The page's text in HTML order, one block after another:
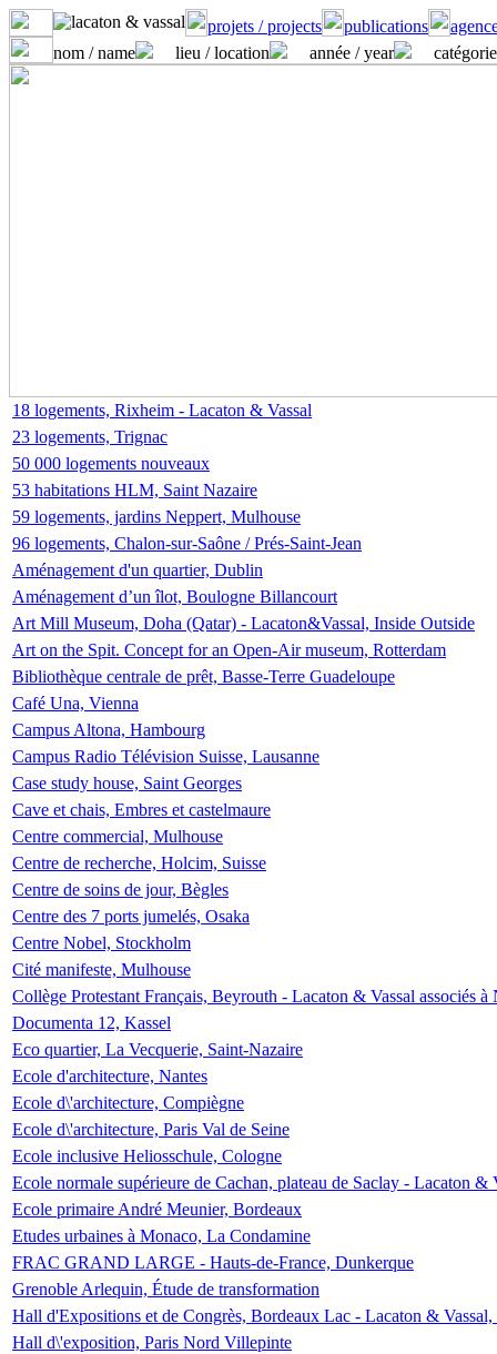
projets / projects publications
nom / name
lieu / location année / year
18 logements, Rixheim - Lacaton & Vassal
23 logements, Trignac
50 000 logements nouveaux
53 habitations HLM, Saint Nazaire
59 logements, jardins Neppert, Mulhouse
96 logements, Chalon-sur-Saône / Prés-Saint-Jean
Aménagement d'un quartier, Dublin
Aménagement d’un îlot, Boulogne Billancourt
Art Mill Museum, Doha (Qatar) - Lacaton&Vassal, Inside Outside
Art on the Spit. Concept for an Open-Air museum, Rotterdam
Bibliothèque centrale de prêt, Basse-Terre Guadeloupe
Café Una, Vienna
Campus Altona, Hambourg
Campus Radio Télévision Suisse, Lausanne
Case study house, Saint Georges
Cave et chais, Embres et castelmaure
Centre commercial, Mulhouse
Centre de recherche, Holcim, Suisse
Centre de soins de jour, Bègles
Centre des 7 ports jumelés, Osaka
Centre Nobel, Stockholm
Cité manifeste, Mulhouse
Collège Protestant Français, Beyrouth - Lacaton & Vassal associés
Documenta 12, Kassel
Eco quartier, La Vecquerie, Saint-Nazaire
Ecole d'architecture, Nantes
Ecole d\'architecture, Compiègne
Ecole d\'architecture, Paris Val de Seine
Ecole inclusive Heliosschule, Cologne
Ecole normale supérieure de Cachan, plateau de Saclay - Lacaton &
Ecole primaire André Meunier, Bordeaux
Etudes urbaines à Monaco, La Condamine
FRAC GRAND LARGE - Hauts-de-France, Dunkerque
Grenoble Arlequin, Étude de transformation
Hall d'Expositions et de Congrès, Bordeaux Lac - Lacaton &
Hall d\'exposition, Paris Nord Villepinte